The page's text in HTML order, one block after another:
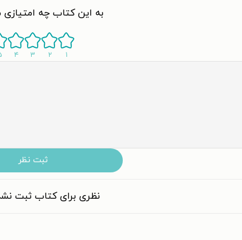
به این کتاب چه
۱ ۲ ۳ ۴
ثبت نظر
نظری برای کتاب ثبت